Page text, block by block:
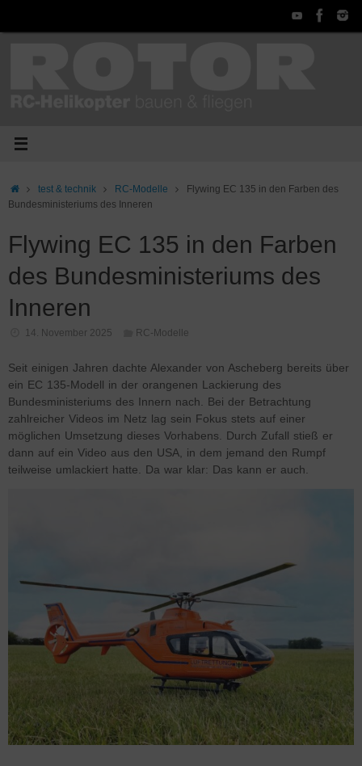
Starttest & technik RC-Modelle
Flywing EC 135 in den Farben des
Bundesministeriums des Inneren
Flywing EC 135 in den Farben
des Bundesministeriums des
Inneren
14. November 2025 RC-Modelle
Seit einigen Jahren dachte Alexander von Ascheberg bereits über
ein EC 135-Modell in der orangenen Lackierung des
Bundesministeriums des Innern nach. Bei der Betrachtung
zahlreicher Videos im Netz lag sein Fokus stets auf einer
möglichen Umsetzung dieses Vorhabens. Durch Zufall stieß er
dann auf ein Video aus den USA, in dem jemand den Rumpf
teilweise umlackiert hatte. Da war klar: Das kann er auch.